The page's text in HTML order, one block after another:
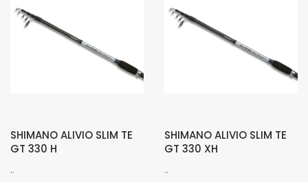
SHIMANO ALIVIO SLIM TE
GT 330 H
..
SHIMANO ALIVIO SLIM TE
GT 330 XH
..